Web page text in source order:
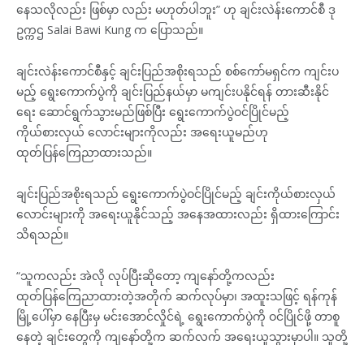
နေသလိုလည်း ဖြစ်မှာ လည်း မဟုတ်ပါဘူး” ဟု ချင်းလဲန်းကောင်စီ ဒု
ဥက္ကဌ Salai Bawi Kung က ပြောသည်။
ချင်းလဲန်းကောင်စီနှင့် ချင်းပြည်အစိုးရသည် စစ်ကော်မရှင်က ကျင်းပ
မည့် ရွေးကောက်ပွဲကို ချင်းပြည်နယ်မှာ မကျင်းပနိုင်ရန် တားဆီးနိုင်
ရေး ဆောင်ရွက်သွားမည်ဖြစ်ပြီး ရွေးကောက်ပွဲဝင်ပြိုင်မည့်
ကိုယ်စားလှယ် လောင်းများကိုလည်း အရေးယူမည်ဟု
ထုတ်ပြန်ကြေညာထားသည်။
ချင်းပြည်အစိုးရသည် ရွေးကောက်ပွဲဝင်ပြိုင်မည့် ချင်းကိုယ်စားလှယ်
လောင်းများကို အရေးယူနိုင်သည့် အနေအထားလည်း ရှိထားကြောင်း
သိရသည်။
“သူကလည်း အဲလို လုပ်ပြီးဆိုတော့ ကျနော်တို့ကလည်း
ထုတ်ပြန်ကြေညာထားတဲ့အတိုက် ဆက်လုပ်မှာ၊ အထူးသဖြင့် ရန်ကုန်
မြို့ပေါ်မှာ နေပြီးမှ မင်းအောင်လှိုင်ရဲ့ ရွေးကောက်ပွဲကို ဝင်ပြိုင်ဖို့ တာစူ
နေတဲ့ ချင်းတွေကို ကျနော်တို့က ဆက်လက် အရေးယူသွားမှာပါ။ သူတို့